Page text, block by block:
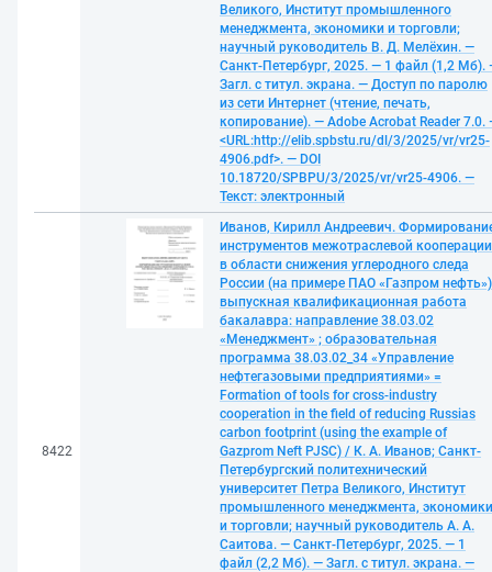
Великого, Институт промышленного
менеджмента, экономики и торговли;
научный руководитель В. Д. Мелёхин. —
Санкт-Петербург, 2025. — 1 файл (1,2 Мб).
Загл. с титул. экрана. — Доступ по паролю
из сети Интернет (чтение, печать,
копирование). — Adobe Acrobat Reader 7.0.
<URL:http://elib.spbstu.ru/dl/3/2025/vr/vr25-
4906.pdf>. — DOI
10.18720/SPBPU/3/2025/vr/vr25-4906. —
Текст: электронный
8422
Иванов, Кирилл Андреевич.
инструментов межотраслевой кооперации
в области снижения углеродного следа
России (на примере ПАО «Газпром
выпускная квалификационная работа
бакалавра: направление 38.03.02
«Менеджмент» ; образовательная
программа 38.03.02_34 «Управление
нефтегазовыми предприятиями» =
Formation of tools for cross-industry
cooperation in the field of reducing Russias
carbon footprint (using the example of
Gazprom Neft PJSC) / К. А. Иванов; Санкт-
Петербургский политехнический
университет Петра Великого, Институт
промышленного менеджмента, экономики
и торговли; научный руководитель А. А.
Саитова. — Санкт-Петербург, 2025. — 1
файл (2,2 Мб). — Загл. с титул. экрана. —